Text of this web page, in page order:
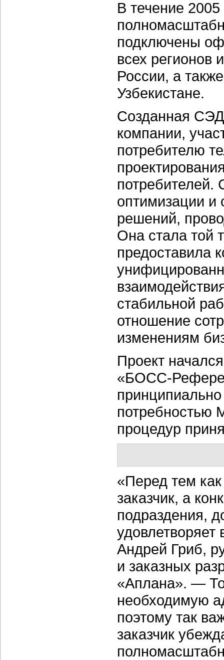
В течение
подключены
всех
России, а
Узбекистане.
Созданная
компании,
потребителю
потребителей.
оптимизации и
решений,
Она стала той
предоставила
стабильной
отношение
изменениям
Проект
«БОСС-
потребностью
процедур
«Перед тем
заказчик, а
подраздения,
Андрей Гриб,
и заказных
«Аплана». —
необходимую
поэтому так
заказчик